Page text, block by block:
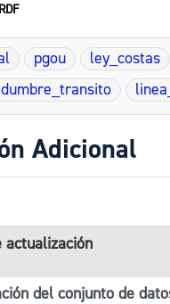
pgou ley_costas
Adicional
actualización
del conjunto de